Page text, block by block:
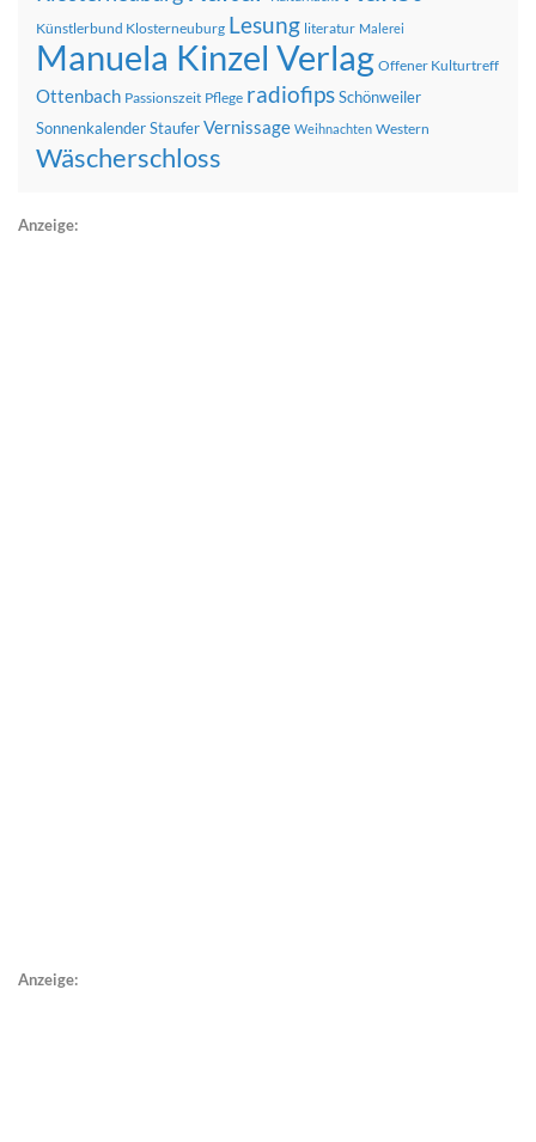
Künstlerbund Klosterneuburg Lesung literatur Malerei
Manuela Kinzel Verlag Offener Kulturtreff
Ottenbach Passionszeit Pflege radiofipsSchönweiler
SonnenkalenderStauferVernissage Weihnachten Western
Wäscherschloss
Anzeige:
Anzeige: